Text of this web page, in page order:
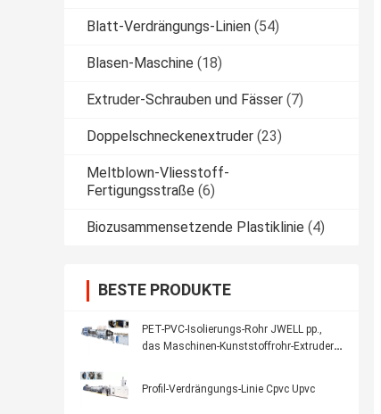
Blatt-Verdrängungs-Linien (54)
Blasen-Maschine (18)
Extruder-Schrauben und Fässer (7)
Doppelschneckenextruder (23)
Meltblown-Vliesstoff-
Fertigungsstraße (6)
Biozusammensetzende Plastiklinie (4)
BESTE PRODUKTE
PET-PVC-Isolierungs-Rohr JWELL pp.,
das Maschinen-Kunststoffrohr-Extruder
Profil-Verdrängungs-Linie Cpvc Upvc